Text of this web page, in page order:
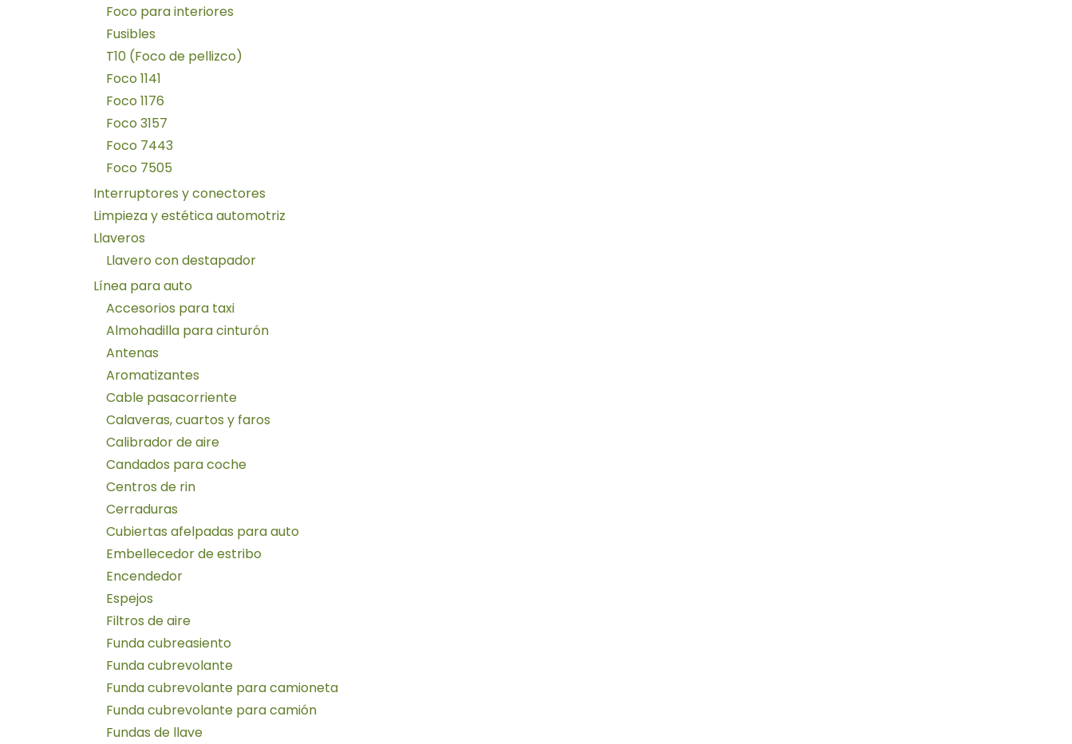
Foco para interiores
Fusibles
T10 (Foco de pellizco)
Foco 1141
Foco 1176
Foco 3157
Foco 7443
Foco 7505
Interruptores y conectores
Limpieza y estética automotriz
Llaveros
Llavero con destapador
Línea para auto
Accesorios para taxi
Almohadilla para cinturón
Antenas
Aromatizantes
Cable pasacorriente
Calaveras, cuartos y faros
Calibrador de aire
Candados para coche
Centros de rin
Cerraduras
Cubiertas afelpadas para auto
Embellecedor de estribo
Encendedor
Espejos
Filtros de aire
Funda cubreasiento
Funda cubrevolante
Funda cubrevolante para camioneta
Funda cubrevolante para camión
Fundas de llave